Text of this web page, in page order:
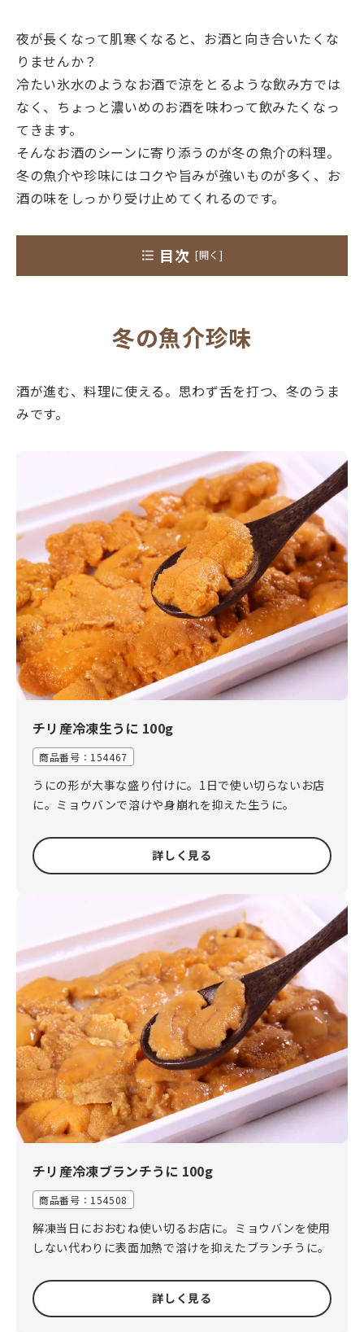
夜が長くなって肌寒くなると、お酒と向き合いたくな
りませんか？
冷たい氷水のようなお酒で涼をとるような飲み方では
なく、ちょっと濃いめのお酒を味わって飲みたくなっ
てきます。
そんなお酒のシーンに寄り添うのが冬の魚介の料理。
冬の魚介や珍味にはコクや旨みが強いものが多く、お
酒の味をしっかり受け止めてくれるのです。
目次
殻付き・ツメ付き・甲羅盛り
真だら白子
あんこう
ぶり
冬の魚介珍味
酒が進む、料理に使える。思わず舌を打つ、冬のうま
みです。
チリ産冷凍生うに 100g
商品番号： 154467
うにの形が大事な盛り付けに。1日で使い切らないお店
に。ミョウバンで溶けや身崩れを抑えた生うに。
詳しく見る
チリ産冷凍ブランチうに 100g
商品番号： 154508
解凍当日におおむね使い切るお店に。ミョウバンを使用
しない代わりに表面加熱で溶けを抑えたブランチうに。
詳しく見る